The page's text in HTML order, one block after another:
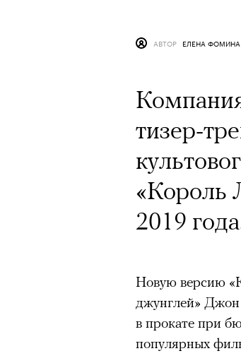
АВТОР ЕЛЕНА ФОМИНА
тизер-
«Король
2019
Новую версию
джунглей» Джон
в прокате при
популярных